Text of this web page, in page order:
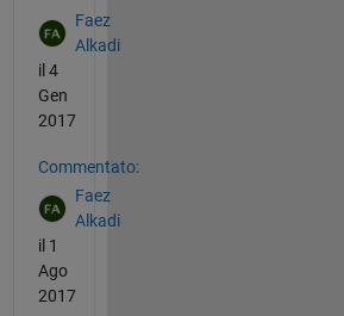
Faez
Alkadi
il 4
Gen
2017
Commentato:
Faez
Alkadi
il 1
Ago
2017